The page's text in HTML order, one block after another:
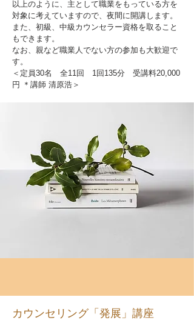
以上のように、主として職業をもっている方を
対象に考えていますので、夜間に開講します。
また、初級、中級カウンセラー資格を取ること
もできます。
なお、親など職業人でない方の参加も大歓迎で
す。
＜定員30名 全11回 1回135分 受講料20,000
円 ＊講師 清原浩＞
カウンセリング「発展」講座